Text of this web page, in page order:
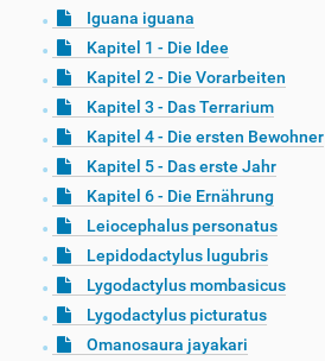
Iguana iguana
Kapitel 1 - Die Idee
Kapitel 2 - Die Vorarbeiten
Kapitel 3 - Das Terrarium
Kapitel 4 - Die ersten Bewohner
Kapitel 5 - Das erste Jahr
Kapitel 6 - Die Ernährung
Leiocephalus personatus
Lepidodactylus lugubris
Lygodactylus mombasicus
Lygodactylus picturatus
Omanosaura jayakari